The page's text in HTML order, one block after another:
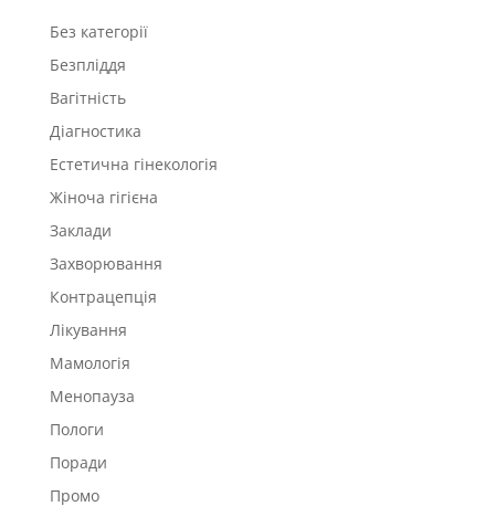
Без категорії
Безпліддя
Вагітність
Діагностика
Естетична гінекологія
Жіноча гігієна
Заклади
Захворювання
Контрацепція
Лікування
Мамологія
Менопауза
Пологи
Поради
Промо